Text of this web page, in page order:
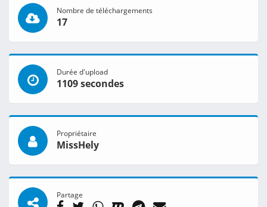
Nombre de téléchargements
17
Durée d'upload
1109 secondes
Propriétaire
MissHely
Partage